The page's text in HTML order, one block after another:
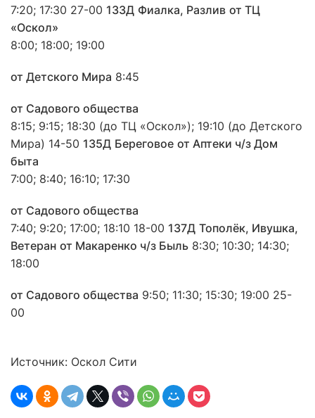
7:20; 17:30 27-00 133Д Фиалка, Разлив от ТЦ
«Оскол»
8:00; 18:00; 19:00
от Детского Мира 8:45
от Садового общества
8:15; 9:15; 18:30 (до ТЦ «Оскол»); 19:10 (до Детского
Мира) 14-50 135Д Береговое от Аптеки ч/з Дом
быта
7:00; 8:40; 16:10; 17:30
от Садового общества
7:40; 9:20; 17:00; 18:10 18-00 137Д Тополёк, Ивушка,
Ветеран от Макаренко ч/з Быль 8:30; 10:30; 14:30;
18:00
от Садового общества 9:50; 11:30; 15:30; 19:00 25-
00
Источник: Оскол Сити